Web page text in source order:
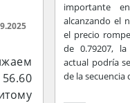
importante
alcanzando el
el precio
de 0.79207,
actual podría
de la secuencia